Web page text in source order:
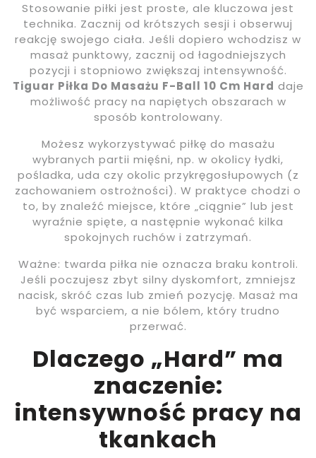
Stosowanie piłki jest proste, ale kluczowa jest
technika. Zacznij od krótszych sesji i obserwuj
reakcję swojego ciała. Jeśli dopiero wchodzisz w
masaż punktowy, zacznij od łagodniejszych
pozycji i stopniowo zwiększaj intensywność.
Tiguar Piłka Do Masażu F-Ball 10 Cm Hard daje
możliwość pracy na napiętych obszarach w
sposób kontrolowany.
Możesz wykorzystywać piłkę do masażu
wybranych partii mięśni, np. w okolicy łydki,
pośladka, uda czy okolic przykręgosłupowych (z
zachowaniem ostrożności). W praktyce chodzi o
to, by znaleźć miejsce, które „ciągnie” lub jest
wyraźnie spięte, a następnie wykonać kilka
spokojnych ruchów i zatrzymań.
Ważne: twarda piłka nie oznacza braku kontroli.
Jeśli poczujesz zbyt silny dyskomfort, zmniejsz
nacisk, skróć czas lub zmień pozycję. Masaż ma
być wsparciem, a nie bólem, który trudno
przerwać.
Dlaczego „Hard” ma
znaczenie:
intensywność pracy na
tkankach